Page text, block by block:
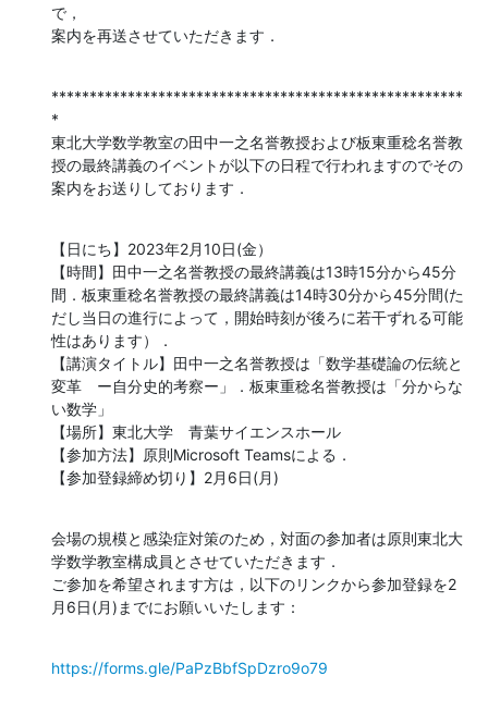
で，
案内を再送させていただきます．
******************************************************
*
東北大学数学教室の田中一之名誉教授および板東重稔名誉教
授の最終講義のイベントが以下の日程で行われますのでその
案内をお送りしております．
【日にち】2023年2月10日(金）
【時間】田中一之名誉教授の最終講義は13時15分から45分
間．板東重稔名誉教授の最終講義は14時30分から45分間(た
だし当日の進行によって，開始時刻が後ろに若干ずれる可能
性はあります）．
【講演タイトル】田中一之名誉教授は「数学基礎論の伝統と
変革　ー自分史的考察ー」．板東重稔名誉教授は「分からな
い数学」
【場所】東北大学　青葉サイエンスホール
【参加方法】原則Microsoft Teamsによる．
【参加登録締め切り】2月6日(月)
会場の規模と感染症対策のため，対面の参加者は原則東北大
学数学教室構成員とさせていただきます．
ご参加を希望されます方は，以下のリンクから参加登録を2
月6日(月)までにお願いいたします：
https://forms.gle/PaPzBbfSpDzro9o79